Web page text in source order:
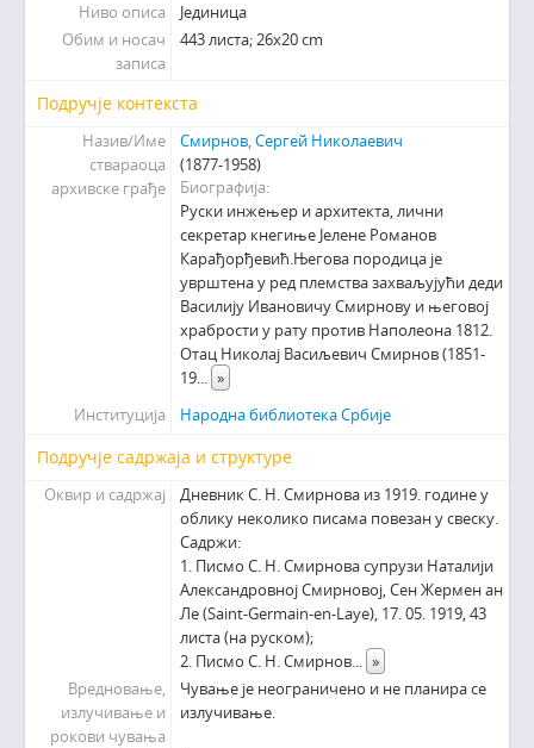
Ниво описа
Јединица
Обим и носач
записа
443 листа; 26х20 cm
Подручје контекста
Назив/Име
ствараоца
архивске грађе
Смирнов, Сергей Николаевич
(1877-1958)
Биографија
Руски инжењер и архитекта, лични
секретар кнегиње Јелене Романов
Карађорђевић.Његова породица је
уврштена у ред племства захваљујући деди
Василију Ивановичу Смирнову и његовој
храбрости у рату против Наполеона 1812.
Отац Николај Васиљевич Смирнов (1851-
19... »
Институција
Народна библиотека Србије
Подручје садржаја и структуре
Оквир и садржај
Дневник С. Н. Смирнова из 1919. године у
облику неколико писама повезан у свеску.
Садржи:
1. Писмо С. Н. Смирнова супрузи Наталији
Александровној Смирновој, Сен Жермен ан
Ле (Saint-Germain-en-Laye), 17. 05. 1919, 43
листа (на руском);
2. Писмо С. Н. Смирнов... »
Вредновање,
излучивање и
рокови чувања
Чување је неограничено и не планира се
излучивање.